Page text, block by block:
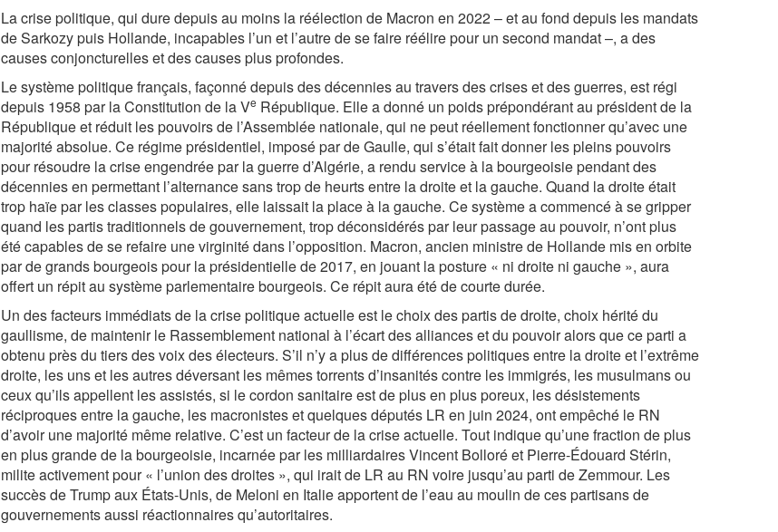
La crise politique, qui dure depuis au moins la réélection de Macron en 2022 – et au fond depuis les mandats
de Sarkozy puis Hollande, incapables l’un et l’autre de se faire réélire pour un second mandat –, a des
causes conjoncturelles et des causes plus profondes.
Le système politique français, façonné depuis des décennies au travers des crises et des guerres, est régi
depuis 1958 par la Constitution de la Ve République. Elle a donné un poids prépondérant au président de la
République et réduit les pouvoirs de l’Assemblée nationale, qui ne peut réellement fonctionner qu’avec une
majorité absolue. Ce régime présidentiel, imposé par de Gaulle, qui s’était fait donner les pleins pouvoirs
pour résoudre la crise engendrée par la guerre d’Algérie, a rendu service à la bourgeoisie pendant des
décennies en permettant l’alternance sans trop de heurts entre la droite et la gauche. Quand la droite était
trop haïe par les classes populaires, elle laissait la place à la gauche. Ce système a commencé à se gripper
quand les partis traditionnels de gouvernement, trop déconsidérés par leur passage au pouvoir, n’ont plus
été capables de se refaire une virginité dans l’opposition. Macron, ancien ministre de Hollande mis en orbite
par de grands bourgeois pour la présidentielle de 2017, en jouant la posture « ni droite ni gauche », aura
offert un répit au système parlementaire bourgeois. Ce répit aura été de courte durée.
Un des facteurs immédiats de la crise politique actuelle est le choix des partis de droite, choix hérité du
gaullisme, de maintenir le Rassemblement national à l’écart des alliances et du pouvoir alors que ce parti a
obtenu près du tiers des voix des électeurs. S’il n’y a plus de différences politiques entre la droite et l’extrême
droite, les uns et les autres déversant les mêmes torrents d’insanités contre les immigrés, les musulmans ou
ceux qu’ils appellent les assistés, si le cordon sanitaire est de plus en plus poreux, les désistements
réciproques entre la gauche, les macronistes et quelques députés LR en juin 2024, ont empêché le RN
d’avoir une majorité même relative. C’est un facteur de la crise actuelle. Tout indique qu’une fraction de plus
en plus grande de la bourgeoisie, incarnée par les milliardaires Vincent Bolloré et Pierre-Édouard Stérin,
milite activement pour « l’union des droites », qui irait de LR au RN voire jusqu’au parti de Zemmour. Les
succès de Trump aux États-Unis, de Meloni en Italie apportent de l’eau au moulin de ces partisans de
gouvernements aussi réactionnaires qu’autoritaires.